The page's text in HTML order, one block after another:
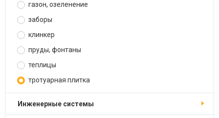
газон, озеленение
заборы
клинкер
пруды, фонтаны
теплицы
тротуарная плитка
инженерные системы